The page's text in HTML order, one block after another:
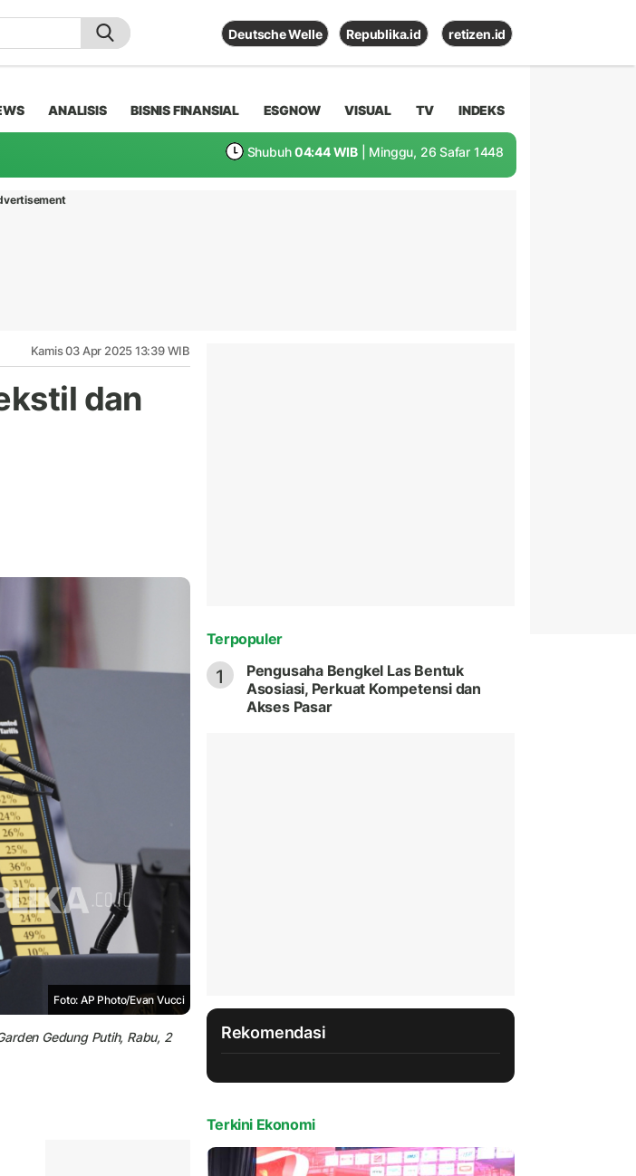
Deutsche Welle Republika.id retizen.id
ANALISIS BISNIS FINANSIAL ESGNOW VISUAL TV INDEKS
Shubuh 04:44 WIB | Minggu, 26 Safar 1448
Kamis 03 Apr 2025 13:39 WIB
dan
Foto: AP Photo/Evan Vucci
Gedung Putih, Rabu, 2
Terpopuler
1
Pengusaha Bengkel Las Bentuk
Asosiasi, Perkuat Kompetensi dan
Akses Pasar
Rekomendasi
Terkini Ekonomi